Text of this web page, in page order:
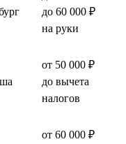
до 60 000 ₽
на руки
от 50 000 ₽
до вычета
налогов
от 60 000 ₽